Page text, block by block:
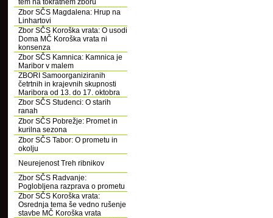
tem na tokratnem zboru
Zbor SČS Magdalena: Hrup na
Linhartovi
Zbor SČS Koroška vrata: O usodi
Doma MČ Koroška vrata ni
konsenza
Zbor SČS Kamnica: Kamnica je
Maribor v malem
ZBORI Samoorganiziranih
četrtnih in krajevnih skupnosti
Maribora od 13. do 17. oktobra
Zbor SČS Studenci: O starih
ranah
Zbor SČS Pobrežje: Promet in
kurilna sezona
Zbor SČS Tabor: O prometu in
okolju
Neurejenost Treh ribnikov
Zbor SČS Radvanje:
Poglobljena razprava o prometu
Zbor SČS Koroška vrata:
Osrednja tema še vedno rušenje
stavbe MČ Koroška vrata